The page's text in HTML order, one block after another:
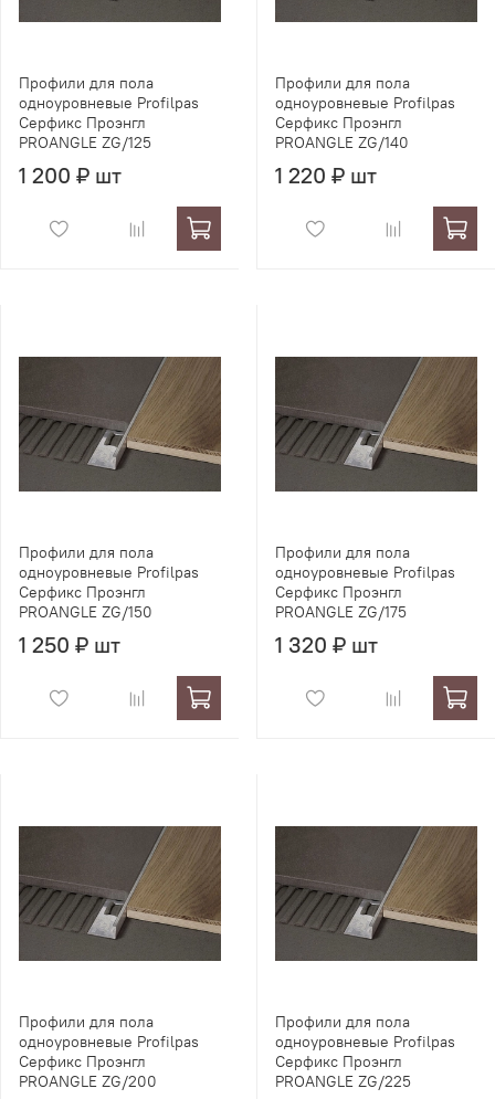
Профили для пола
одноуровневые Profilpas
Серфикс Проэнгл
PROANGLE ZG/125
1 200 ₽ шт
Профили для пола
одноуровневые Profilpas
Серфикс Проэнгл
PROANGLE ZG/140
1 220 ₽ шт
Профили для пола
одноуровневые Profilpas
Серфикс Проэнгл
PROANGLE ZG/150
1 250 ₽ шт
Профили для пола
одноуровневые Profilpas
Серфикс Проэнгл
PROANGLE ZG/175
1 320 ₽ шт
Профили для пола
одноуровневые Profilpas
Серфикс Проэнгл
PROANGLE ZG/200
Профили для пола
одноуровневые Profilpas
Серфикс Проэнгл
PROANGLE ZG/225